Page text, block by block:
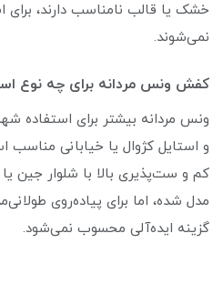
خشک یا قالب نامناسب دارند، برای
نمی‌شوند.
کفش ونس مردانه برای چه نوع
ونس مردانه بیشتر برای استفاده
و استایل کژوال یا خیابانی
کم و ست‌پذیری بالا با شلوار جین
مدل شده، اما برای پیاده‌روی
گزینه ایده‌آلی محسوب نمی‌شود.